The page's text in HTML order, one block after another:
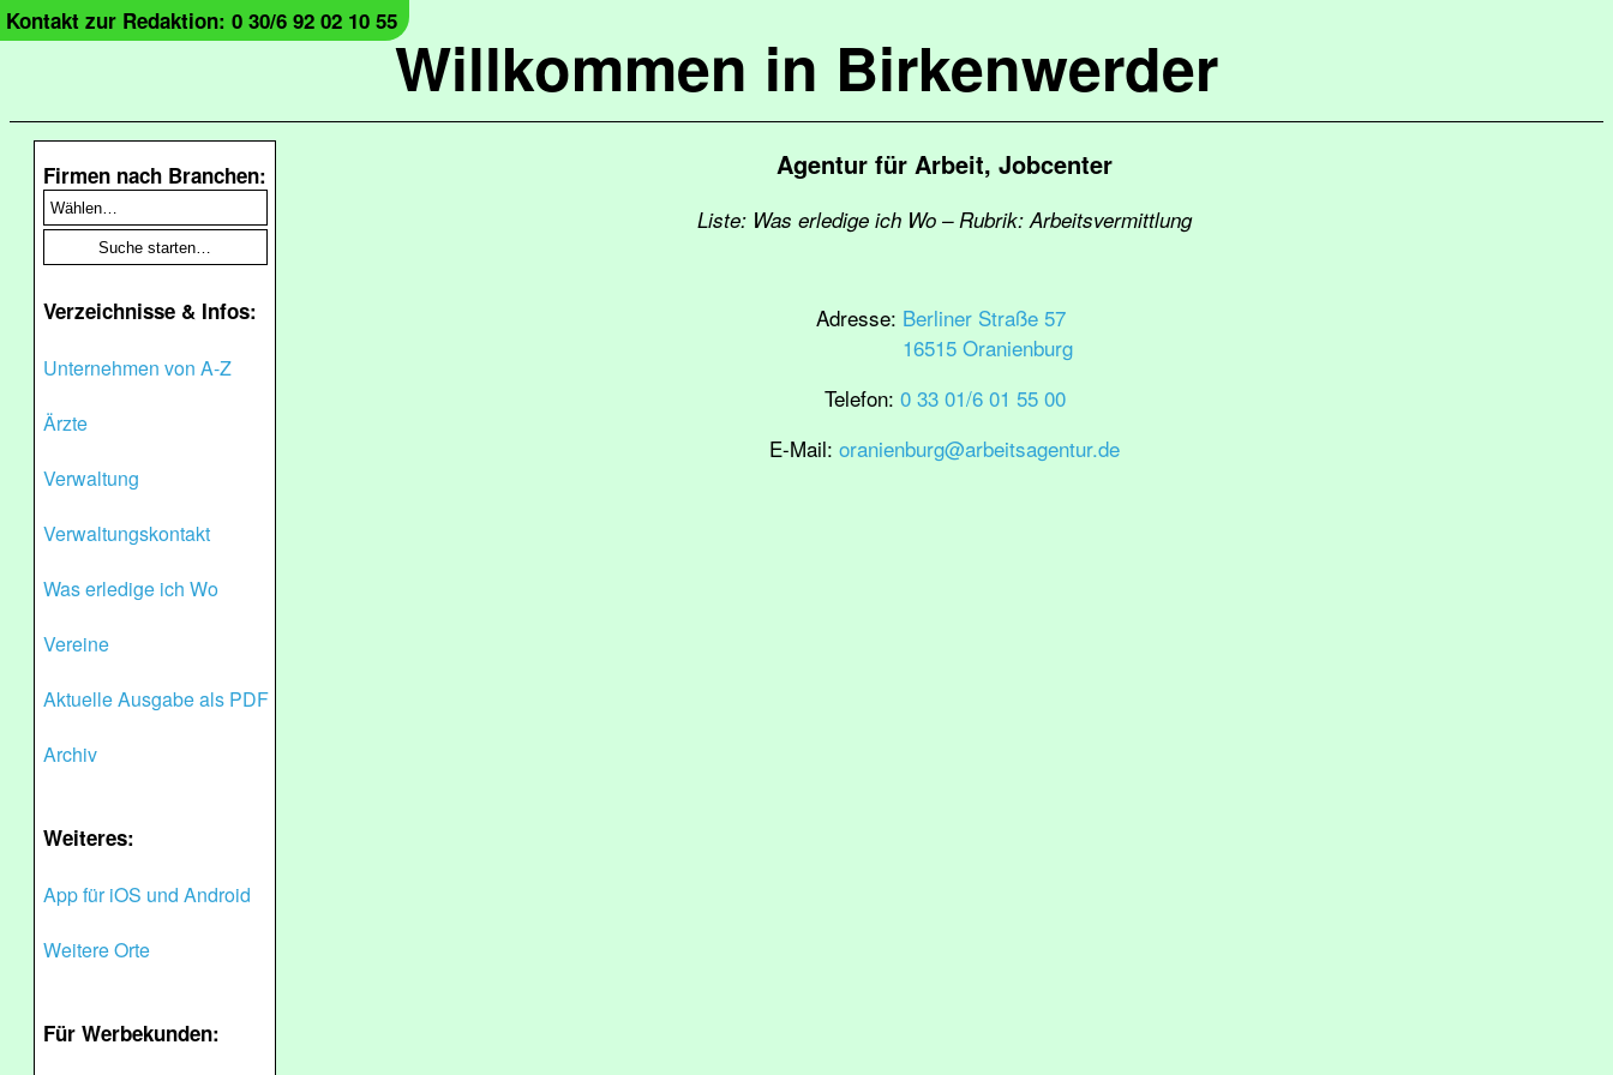
Willkommen in Birkenwerder
Kontakt zur Redaktion: 0 30/6 92 02 10 55
Firmen nach Branchen:
Verzeichnisse & Infos:
Unternehmen von A-Z
Ärzte
Verwaltung
Verwaltungskontakt
Was erledige ich Wo
Vereine
Aktuelle Ausgabe als PDF
Archiv
Weiteres:
App für iOS und Android
Weitere Orte
Für Werbekunden:
Agentur für Arbeit, Jobcenter
Liste: Was erledige ich Wo – Rubrik: Arbeitsvermittlung
Adresse: Berliner Straße 57
16515 Oranienburg
Telefon: 0 33 01/6 01 55 00
E-Mail: oranienburg@arbeitsagentur.de